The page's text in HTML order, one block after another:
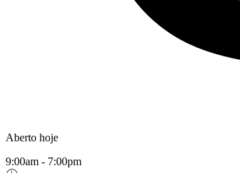
Aberto hoje
9:00am - 7:00pm